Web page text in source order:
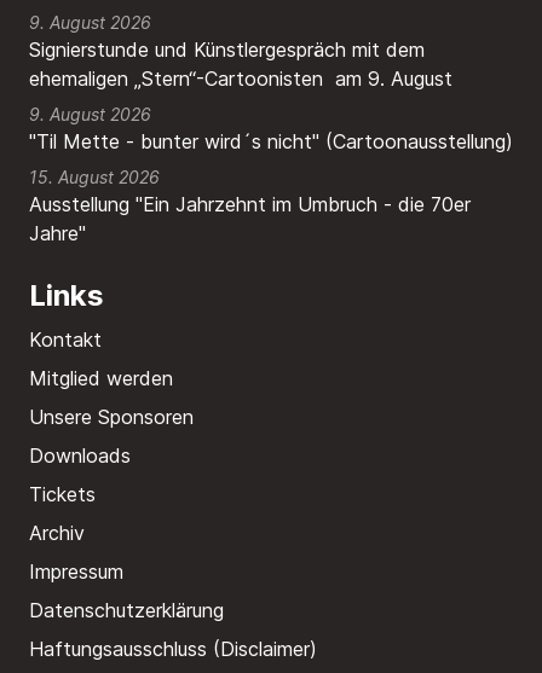
9. August 2026
Signierstunde und Künstlergespräch mit dem
ehemaligen „Stern“-Cartoonisten am 9. August
9. August 2026
"Til Mette - bunter wird´s nicht" (Cartoonausstellung)
15. August 2026
Ausstellung "Ein Jahrzehnt im Umbruch - die 70er
Jahre"
Links
Kontakt
Mitglied werden
Unsere Sponsoren
Downloads
Tickets
Archiv
Impressum
Datenschutzerklärung
Haftungsausschluss (Disclaimer)